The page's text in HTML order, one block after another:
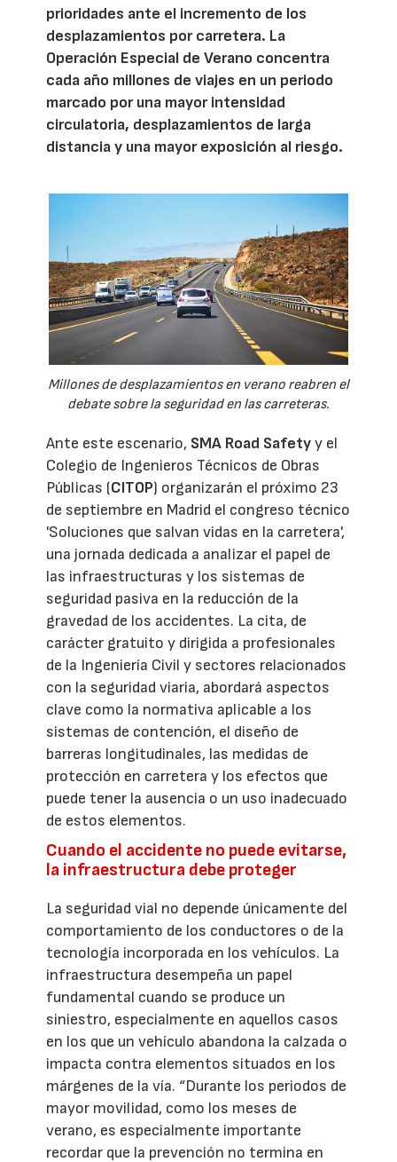
prioridades ante el incremento de los
desplazamientos por carretera. La
Operación Especial de Verano concentra
cada año millones de viajes en un periodo
marcado por una mayor intensidad
circulatoria, desplazamientos de larga
distancia y una mayor exposición al riesgo.
Millones de desplazamientos en verano reabren el
debate sobre la seguridad en las carreteras.
Ante este escenario, SMA Road Safetyy el
Colegio de Ingenieros Técnicos de Obras
Públicas (CITOP) organizarán el próximo 23
de septiembre en Madrid el congreso técnico
'Soluciones que salvan vidas en la carretera',
una jornada dedicada a analizar el papel de
las infraestructuras y los sistemas de
seguridad pasiva en la reducción de la
gravedad de los accidentes. La cita, de
carácter gratuito y dirigida a profesionales
de la Ingeniería Civil y sectores relacionados
con la seguridad viaria, abordará aspectos
clave como la normativa aplicable a los
sistemas de contención, el diseño de
barreras longitudinales, las medidas de
protección en carretera y los efectos que
puede tener la ausencia o un uso inadecuado
de estos elementos.
Cuando el accidente no puede evitarse,
la infraestructura debe proteger
La seguridad vial no depende únicamente del
comportamiento de los conductores o de la
tecnología incorporada en los vehículos. La
infraestructura desempeña un papel
fundamental cuando se produce un
siniestro, especialmente en aquellos casos
en los que un vehículo abandona la calzada o
impacta contra elementos situados en los
márgenes de la vía. “Durante los periodos de
mayor movilidad, como los meses de
verano, es especialmente importante
recordar que la prevención no termina en